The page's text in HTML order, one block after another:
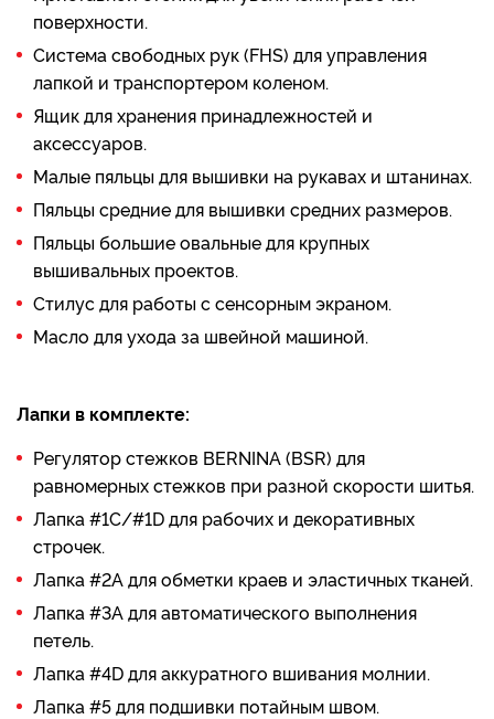
поверхности.
Система свободных рук (FHS) для управления
лапкой и транспортером коленом.
Ящик для хранения принадлежностей и
аксессуаров.
Малые пяльцы для вышивки на рукавах и штанинах.
Пяльцы средние для вышивки средних размеров.
Пяльцы большие овальные для крупных
вышивальных проектов.
Стилус для работы с сенсорным экраном.
Масло для ухода за швейной машиной.
Лапки в комплекте:
Регулятор стежков BERNINA (BSR) для
равномерных стежков при разной скорости шитья.
Лапка #1C/#1D для рабочих и декоративных
строчек.
Лапка #2A для обметки краев и эластичных тканей.
Лапка #3A для автоматического выполнения
петель.
Лапка #4D для аккуратного вшивания молнии.
Лапка #5 для подшивки потайным швом.